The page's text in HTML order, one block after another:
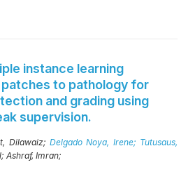
instance learning
to pathology for
and grading using
supervision.
Dilawaiz; Delgado Noya, Irene; Tutusaus,
Ashraf, Imran;